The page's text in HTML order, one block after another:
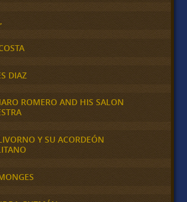
DIAZ
ROMERO AND HIS SALON
Y SU ACORDEÓN